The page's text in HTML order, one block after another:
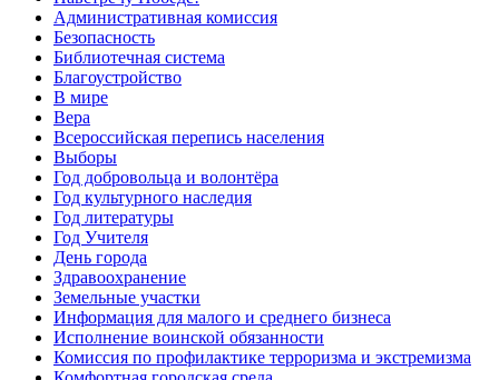
Административная комиссия
Безопасность
Библиотечная система
Благоустройство
В мире
Вера
Всероссийская перепись населения
Выборы
Год добровольца и волонтёра
Год культурного наследия
Год литературы
Год Учителя
День города
Здравоохранение
Земельные участки
Информация для малого и среднего бизнеса
Исполнение воинской обязанности
Комиссия по профилактике терроризма и экстремизма